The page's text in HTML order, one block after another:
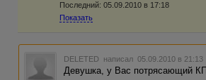
Последний: 05.09.2010 в 17:18
Показать
DELETED написал 05.09.2010 в 21:13
Девушка, у Вас потрясающий